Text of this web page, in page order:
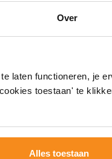
Over
laten functioneren, je
toestaan' te
Alles toestaan
Samen